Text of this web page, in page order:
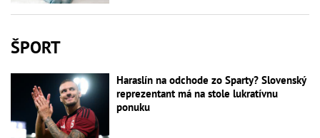
ŠPORT
Haraslín na odchode zo Sparty? Slovenský
reprezentant má na stole lukratívnu
ponuku